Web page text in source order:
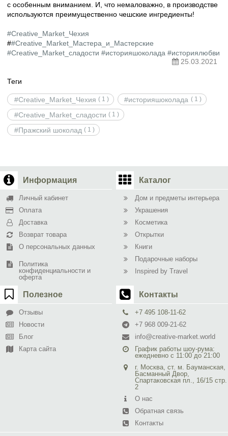
с особенным вниманием. И, что немаловажно, в производстве
используются преимущественно чешские ингредиенты!
#Creative_Market_Чехия
##Creative_Market_Мастера_и_Мастерские
#Creative_Market_сладости #историяшоколада #историялюбви
25.03.2021
Теги
#Creative_Market_Чехия ( 1 ) #историяшоколада ( 1 )
#Creative_Market_сладости ( 1 )
#Пражский шоколад ( 1 )
Информация
Личный кабинет
Оплата
Доставка
Возврат товара
О персональных данных
Политика
конфиденциальности и
оферта
Каталог
Дом и предметы интерьера
Украшения
Косметика
Открытки
Книги
Подарочные наборы
Inspired by Travel
Полезное
Отзывы
Новости
Блог
Карта сайта
Контакты
+7 495 108-11-62
+7 968 009-21-62
info@creative-market.world
График работы шоу-рума:
ежедневно с 11:00 до 21:00
г. Москва, ст. м. Бауманская,
Басманный Двор,
Спартаковская пл., 16/15 стр.
2
О нас
Обратная связь
Контакты